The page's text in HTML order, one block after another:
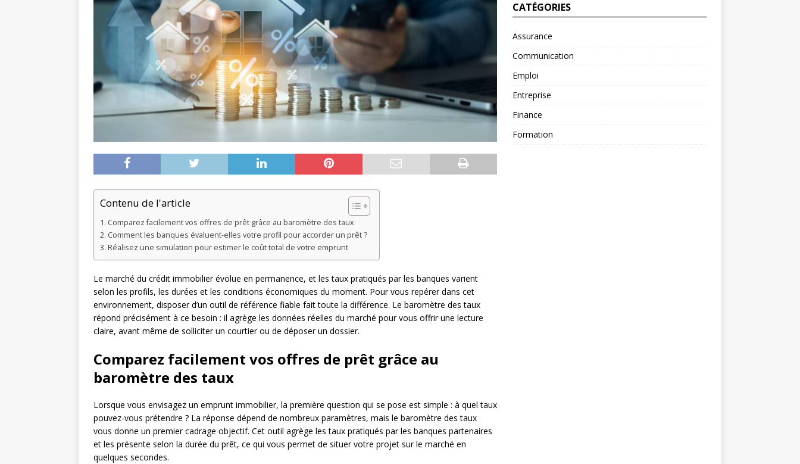
Contenu de l'article
Comparez facilement vos offres de prêt grâce au baromètre des taux
Comment les banques évaluent-elles votre profil pour accorder un prêt ?
Réalisez une simulation pour estimer le coût total de votre emprunt
Le marché du crédit immobilier évolue en permanence, et les taux pratiqués par les banques varient
selon les profils, les durées et les conditions économiques du moment. Pour vous repérer dans cet
environnement, disposer d’un outil de référence fiable fait toute la différence. Le baromètre des taux
répond précisément à ce besoin : il agrège les données réelles du marché pour vous offrir une lecture
claire, avant même de solliciter un courtier ou de déposer un dossier.
Comparez facilement vos offres de prêt grâce au
baromètre des taux
Lorsque vous envisagez un emprunt immobilier, la première question qui se pose est simple : à quel taux
pouvez-vous prétendre ? La réponse dépend de nombreux paramètres, mais le baromètre des taux
vous donne un premier cadrage objectif. Cet outil agrège les taux pratiqués par les banques partenaires
et les présente selon la durée du prêt, ce qui vous permet de situer votre projet sur le marché en
quelques secondes.
CATÉGORIES
Assurance
Communication
Emploi
Entreprise
Finance
Formation